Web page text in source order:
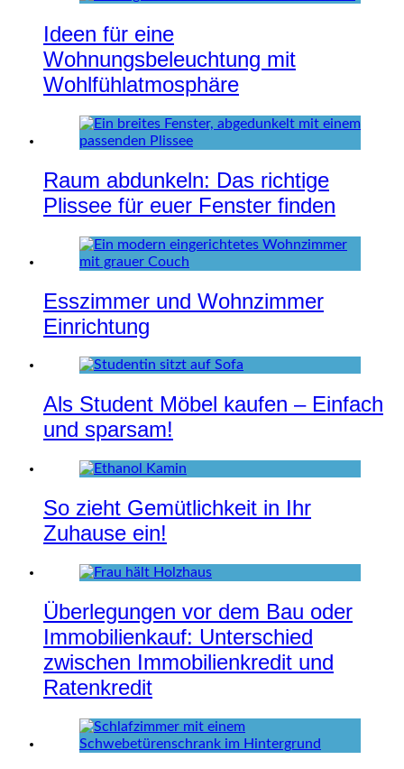
Ideen für eine
Wohnungsbeleuchtung mit
Wohlfühlatmosphäre
Raum abdunkeln: Das richtige
Plissee für euer Fenster finden
Esszimmer und Wohnzimmer
Einrichtung
Als Student Möbel kaufen – Einfach
und sparsam!
So zieht Gemütlichkeit in Ihr
Zuhause ein!
Überlegungen vor dem Bau oder
Immobilienkauf: Unterschied
zwischen Immobilienkredit und
Ratenkredit